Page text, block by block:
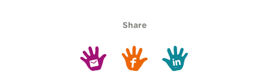
Share